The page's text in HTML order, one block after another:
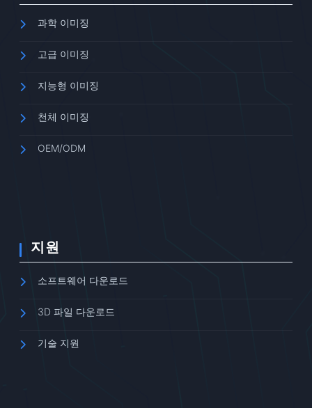
과학 이미징
고급 이미징
지능형 이미징
천체 이미징
OEM/ODM
지원
소프트웨어 다운로드
3D 파일 다운로드
기술 지원